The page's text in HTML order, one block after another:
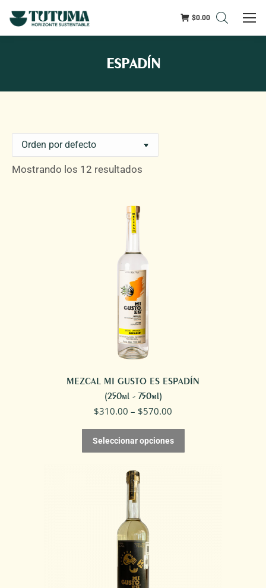
$0.00
ESPADÍN
Mostrando los 12 resultados
MEZCAL MI GUSTO ES ESPADÍN
(250ml - 750ml)
$310.00 – $570.00
Seleccionar opciones